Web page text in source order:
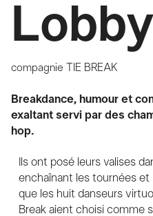
Lobby
compagnie TIE BREAK
Breakdance, humour et
exaltant servi par des
hop.
Ils ont posé leurs valises
enchaînant les tournées et
que les huit danseurs
Break aient choisi comme